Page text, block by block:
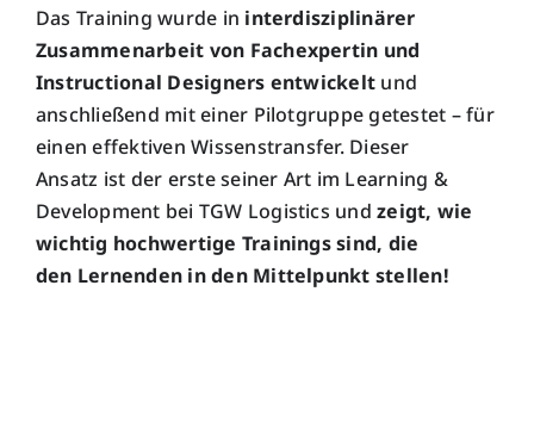
Das Training wurde in interdisziplinärer
Zusammenarbeit von Fachexpertin und
Instructional Designers entwickelt und
anschließend mit einer Pilotgruppe getestet –für
einen effektiven Wissenstransfer. Dieser
Ansatz ist der ersteseiner Art im Learning &
Development bei TGW Logistics und zeigt, wie
wichtig hochwertige Trainingssind, die
den Lernenden in den Mittelpunkt stellen!